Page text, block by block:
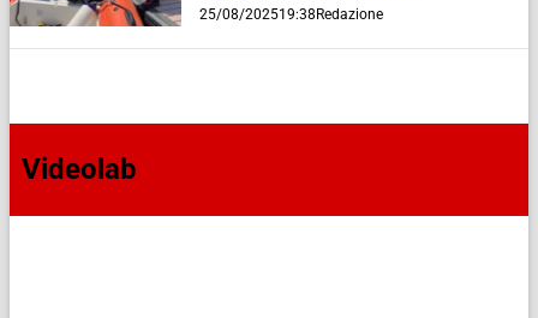
25/08/202519:38Redazione
Videolab